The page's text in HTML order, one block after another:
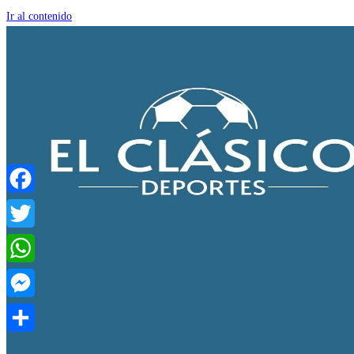
Ir al contenido
Facebook
Twitter
WhatsApp
Messenger